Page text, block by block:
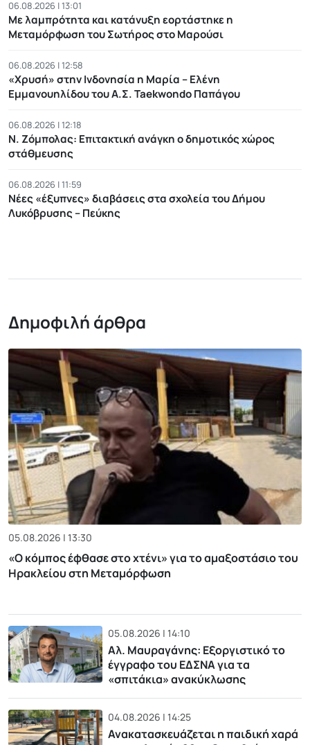
06.08.2026 | 13:01
Με λαμπρότητα και κατάνυξη εορτάστηκε η
Μεταμόρφωση του Σωτήρος στο Μαρούσι
06.08.2026 | 12:58
«Χρυσή» στην Ινδονησία η Μαρία – Ελένη
Εμμανουηλίδου του Α.Σ. Taekwondo Παπάγου
06.08.2026 | 12:18
Ν. Ζόμπολας: Eπιτακτική ανάγκη ο δημοτικός χώρος
στάθμευσης
06.08.2026 | 11:59
Νέες «έξυπνες» διαβάσεις στα σχολεία του Δήμου
Λυκόβρυσης – Πεύκης
Δημοφιλή άρθρα
05.08.2026 | 13:30
«Ο κόμπος έφθασε στο χτένι» για το αμαξοστάσιο του
Ηρακλείου στη Μεταμόρφωση
05.08.2026 | 14:10
Αλ. Μαυραγάνης: Εξοργιστικό το
έγγραφο του ΕΔΣΝΑ για τα
«σπιτάκια» ανακύκλωσης
04.08.2026 | 14:25
Ανακατασκευάζεται η παιδική χαρά